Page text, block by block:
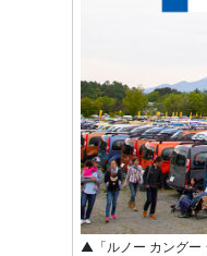
▲「ルノー カングー